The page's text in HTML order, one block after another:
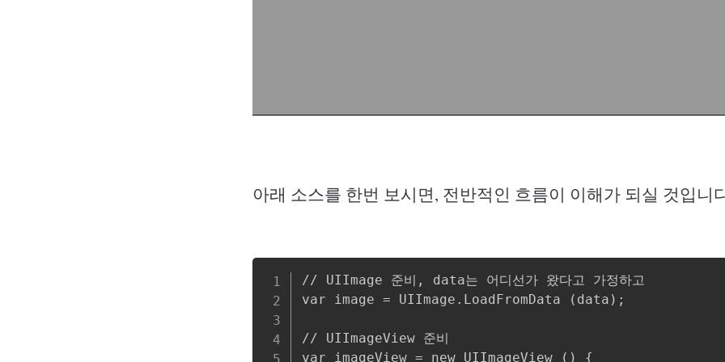
아래 소스를 한번 보시면, 전반적인 흐름이 이해가 되실 것입니
// UIImage 준비, data는 어디선가 왔다고 가정하고
var image = UIImage.LoadFromData (data);
// UIImageView 준비
var imageView = new UIImageView () {